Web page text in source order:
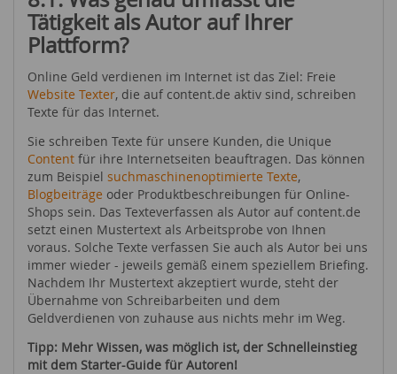
Tätigkeit als Autor auf Ihrer
Plattform?
Online Geld verdienen im Internet ist das Ziel: Freie
Website Texter, die auf content.de aktiv sind, schreiben
Texte für das Internet.
Sie schreiben Texte für unsere Kunden, die Unique
Content für ihre Internetseiten beauftragen. Das können
zum Beispiel suchmaschinenoptimierte Texte,
Blogbeiträge oder Produktbeschreibungen für Online-
Shops sein. Das Texteverfassen als Autor auf content.de
setzt einen Mustertext als Arbeitsprobe von Ihnen
voraus. Solche Texte verfassen Sie auch als Autor bei uns
immer wieder - jeweils gemäß einem speziellem Briefing.
Nachdem Ihr Mustertext akzeptiert wurde, steht der
Übernahme von Schreibarbeiten und dem
Geldverdienen von zuhause aus nichts mehr im Weg.
Tipp: Mehr Wissen, was möglich ist, der Schnelleinstieg
mit dem Starter-Guide für Autoren!